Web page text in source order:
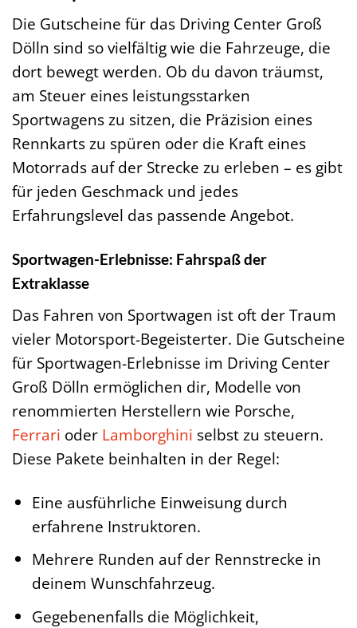
Die Gutscheine für das Driving Center Groß
Dölln sind so vielfältig wie die Fahrzeuge, die
dort bewegt werden. Ob du davon träumst,
am Steuer eines leistungsstarken
Sportwagens zu sitzen, die Präzision eines
Rennkarts zu spüren oder die Kraft eines
Motorrads auf der Strecke zu erleben – es gibt
für jeden Geschmack und jedes
Erfahrungslevel das passende Angebot.
Sportwagen-Erlebnisse: Fahrspaß der
Extraklasse
Das Fahren von Sportwagen ist oft der Traum
vieler Motorsport-Begeisterter. Die Gutscheine
für Sportwagen-Erlebnisse im Driving Center
Groß Dölln ermöglichen dir, Modelle von
renommierten Herstellern wie Porsche,
Ferrari oder Lamborghini selbst zu steuern.
Diese Pakete beinhalten in der Regel:
Eine ausführliche Einweisung durch
erfahrene Instruktoren.
Mehrere Runden auf der Rennstrecke in
deinem Wunschfahrzeug.
Gegebenenfalls die Möglichkeit,